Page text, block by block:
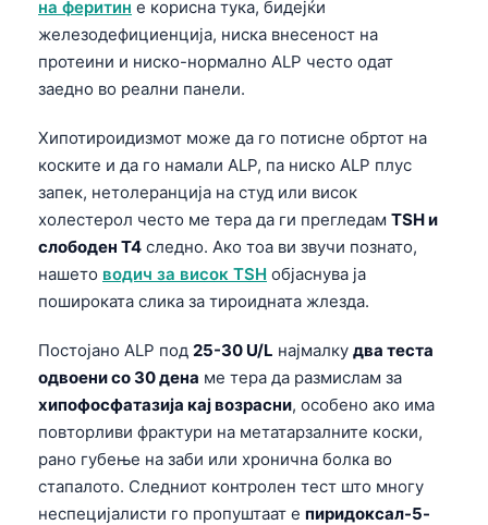
на феритин е корисна тука, бидејќи
железодефициенција, ниска внесеност на
протеини и ниско-нормално ALP често одат
заедно во реални панели.
Хипотироидизмот може да го потисне обртот на
коските и да го намали ALP, па ниско ALP плус
запек, нетолеранција на студ или висок
холестерол често ме тера да ги прегледам TSH и
слободен T4 следно. Ако тоа ви звучи познато,
нашето водич за висок TSH објаснува ја
пошироката слика за тироидната жлезда.
Постојано ALP под 25-30 U/L најмалку два теста
одвоени со 30 дена ме тера да размислам за
хипофосфатазија кај возрасни, особено ако има
повторливи фрактури на метатарзалните коски,
рано губење на заби или хронична болка во
стапалото. Следниот контролен тест што многу
неспецијалисти го пропуштаат е пиридоксал-5-
Ślōnskŏ gŏdka
Norsk bokmål